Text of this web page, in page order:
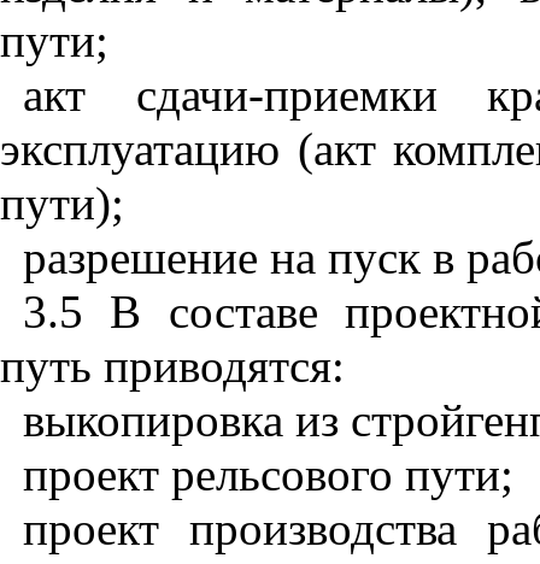
пути;
акт сдачи-приемки
эксплуатацию (акт
пути);
разрешение на пуск в
3.5 В составе
путь приводятся:
выкопировка из
проект рельсового пути;
проект производства